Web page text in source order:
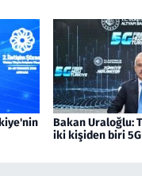
Bakan Uraloğlu:
iki kişiden biri